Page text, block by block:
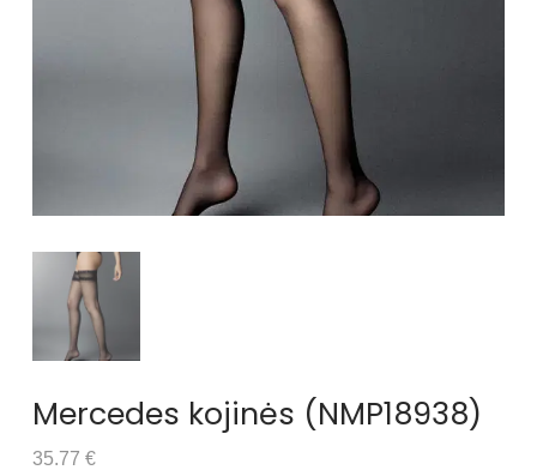
Mercedes kojinės (NMP18938)
35.77 €